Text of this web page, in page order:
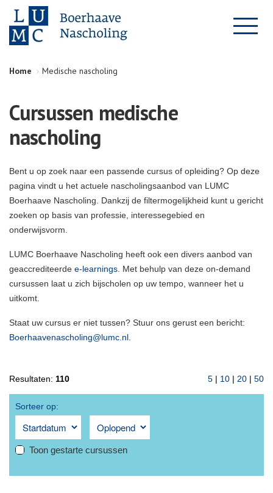
Home Medische nascholing
Cursussen medische
nascholing
Bent u op zoek naar een passende cursus of opleiding? Op deze
pagina vindt u het actuele nascholingsaanbod van LUMC
Boerhaave Nascholing. Dankzij de filtermogelijkheid kunt u gericht
zoeken op basis van professie, interessegebied en
onderwijsvorm.
LUMC Boerhaave Nascholing heeft ook een divers aanbod van
geaccrediteerde e-learnings . Met behulp van deze on-demand
cursussen laat u zich bijscholen op uw tempo, wanneer het u
uitkomt.
Staat uw cursus er niet tussen? Stuur ons gerust een bericht:
Boerhaavenascholing@lumc.nl
Resultaten: 110 5 | 10 | 20 | 50
Sorteer op:
Toon gestarte cursussen